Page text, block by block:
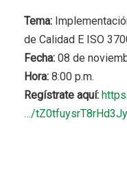
Tema:
de Calidad E ISO
Fecha: 08 de
Hora: 8:00 p.m.
Regístrate aquí:
…/